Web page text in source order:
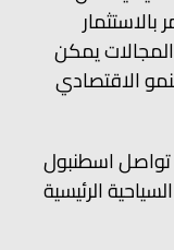
يمكن
الاقتصادي
اسطنبول
الرئيسية